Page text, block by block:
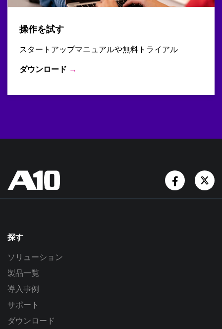
操作を試す
スタートアップマニュアルや無料トライアル
ダウンロード →
探す
ソリューション
製品一覧
導入事例
サポート
ダウンロード